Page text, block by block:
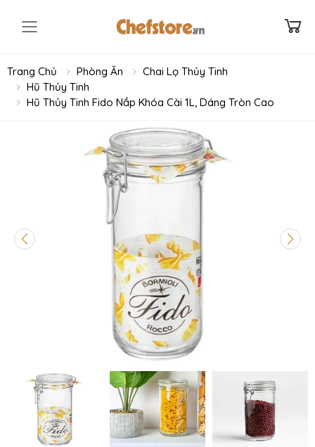
Toggle mobile menu
Trang Chủ Phòng Ăn
Chai Lọ Thủy Tinh
Hũ Thủy Tinh
Hũ Thủy Tinh Fido Nắp Khóa Cài 1L, Dáng Tròn Cao